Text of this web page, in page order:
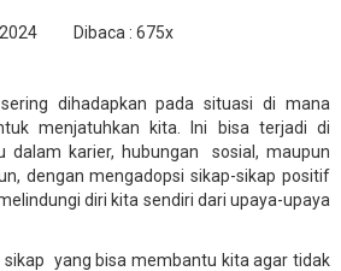
Dibaca : 675x
dihadapkan pada situasi di mana
menjatuhkan kita. Ini bisa terjadi di
dalam karier, hubungan sosial, maupun
dengan mengadopsi sikap-sikap positif
diri kita sendiri dari upaya-upaya
sikap yang bisa membantu kita agar tidak